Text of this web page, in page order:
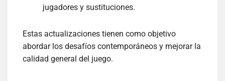
jugadores y sustituciones.
Estas actualizaciones tienen como objetivo
abordar los desafíos contemporáneos y mejorar la
calidad general del juego.